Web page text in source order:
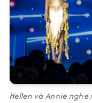
Hellen và Annie